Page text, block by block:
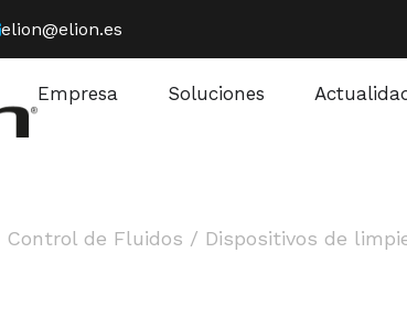
elion@elion.es
Empresa Soluciones
Control de Fluidos / Dispositivos de